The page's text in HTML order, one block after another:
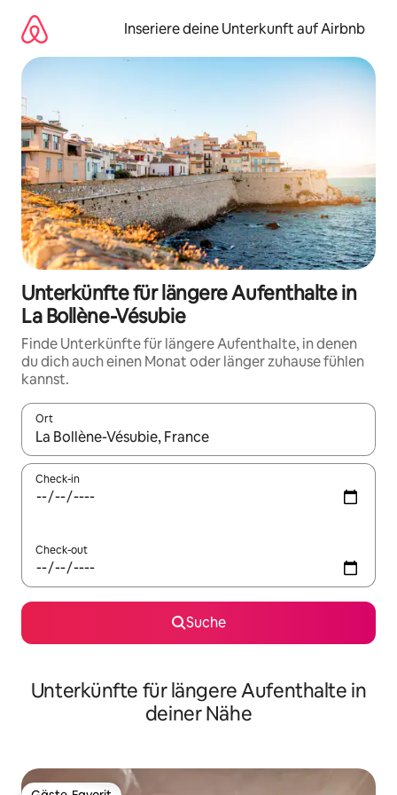
Inhalten
springen
Inseriere deine Unterkunft auf Airbnb
Unterkünfte für längere Aufenthalte in
La Bollène-Vésubie
Finde Unterkünfte für längere Aufenthalte, in denen
du dich auch einen Monat oder länger zuhause fühlen
kannst.
Ort
Wenn Ergebnisse verfügbar sind, navigiere mit den
Check-in
Check-out
Suche
Unterkünfte für längere Aufenthalte in
deiner Nähe